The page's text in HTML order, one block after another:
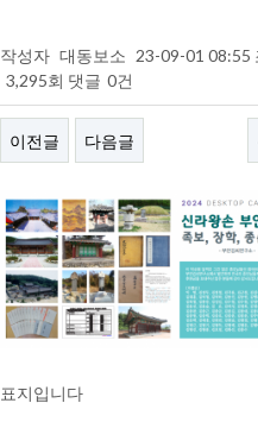
작성자 대동보소 23-09-01 08:55
3,295회 댓글 0건
이전글 다음글
본문
표지입니다